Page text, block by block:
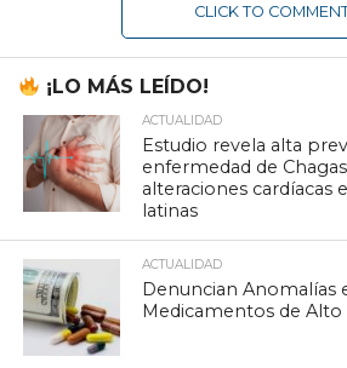
CLICK TO
¡LO MÁS LEÍDO!
ACTUALIDAD
Estudio revela alta
enfermedad de
alteraciones cardíacas
latinas
ACTUALIDAD
Denuncian Anomalías
Medicamentos de Alto